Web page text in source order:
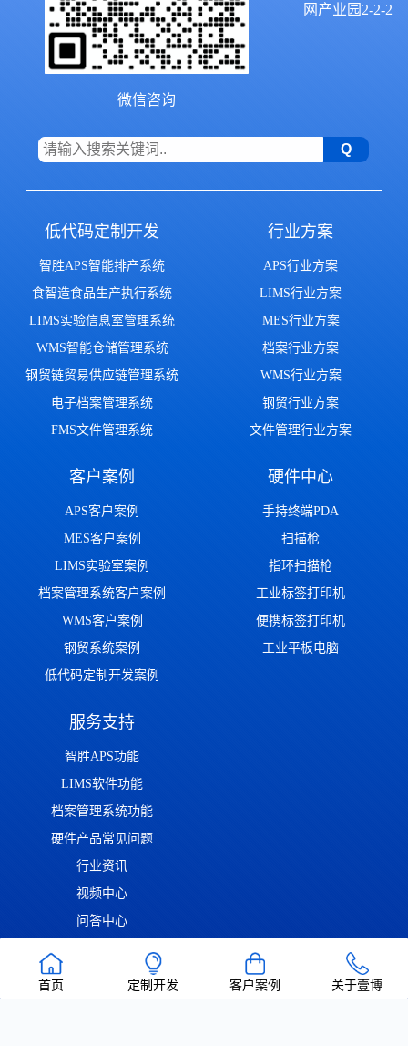
首页 定制开发 客户案例 关于壹博
微信咨询
网产业园2-2-2
低代码定制开发
智胜APS智能排产系统
食智造食品生产执行系统
LIMS实验信息室管理系统
WMS智能仓储管理系统
钢贸链贸易供应链管理系统
电子档案管理系统
FMS文件管理系统
行业方案
APS行业方案
LIMS行业方案
MES行业方案
档案行业方案
WMS行业方案
钢贸行业方案
文件管理行业方案
客户案例
APS客户案例
MES客户案例
LIMS实验室案例
档案管理系统客户案例
WMS客户案例
钢贸系统案例
低代码定制开发案例
硬件中心
手持终端PDA
扫描枪
指环扫描枪
工业标签打印机
便携标签打印机
工业平板电脑
服务支持
智胜APS功能
LIMS软件功能
档案管理系统功能
硬件产品常见问题
行业资讯
视频中心
问答中心
渝ICP备2022014306号 渝公网安备50011302001126号 | Copyright ©
2022-2026 重庆壹博信息技术有限公司 版权所有 | 唯一官方网站：